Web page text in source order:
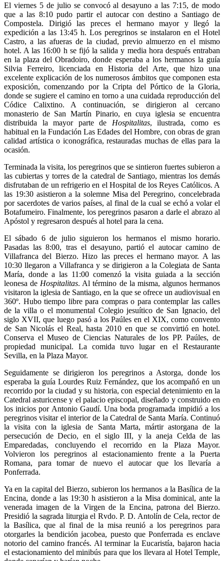
El viernes 5 de julio se convocó al desayuno a las 7:15, de modo
que a las 8:10 pudo partir el autocar con destino a Santiago de
Compostela. Dirigió las preces el hermano mayor y llegó la
expedición a las 13:45 h. Los peregrinos se instalaron en el Hotel
Castro, a las afueras de la ciudad, previo almuerzo en el mismo
hotel. A las 16:00 h se fijó la salida y media hora después entraban
en la plaza del Obradoiro, donde esperaba a los hermanos la guía
Silvia Ferreiro, licenciada en Historia del Arte, que hizo una
excelente explicación de los numerosos ámbitos que componen esta
exposición, comenzando por la Cripta del Pórtico de la Gloria,
donde se sugiere el camino en torno a una cuidada reproducción del
Códice Calixtino. A continuación, se dirigieron al cercano
monasterio de San Martín Pinario, en cuya iglesia se encuentra
distribuida la mayor parte de Hospitalitas, ilustrada, como es
habitual en la Fundación Las Edades del Hombre, con obras de gran
calidad artística o iconográfica, restauradas muchas de ellas para la
ocasión.
Terminada la visita, los peregrinos que se sintieron fuertes subieron a
las cubiertas y torres de la catedral de Santiago, mientras los demás
disfrutaban de un refrigerio en el Hospital de los Reyes Católicos. A
las 19:30 asistieron a la solemne Misa del Peregrino, concelebrada
por sacerdotes de varios países, al final de la cual se echó a volar el
Botafumeiro. Finalmente, los peregrinos pasaron a darle el abrazo al
Apóstol y regresaron después al hotel para la cena.
El sábado 6 de julio siguieron los hermanos el mismo horario.
Pasadas las 8:00, tras el desayuno, partió el autocar camino de
Villafranca del Bierzo. Hizo las preces el hermano mayor. A las
10:30 llegaron a Villafranca y se dirigieron a la Colegiata de Santa
María, donde a las 11:00 comenzó la visita guiada a la sección
leonesa de Hospitalitas. Al término de la misma, algunos hermanos
visitaron la iglesia de Santiago, en la que se ofrece un audiovisual en
360º. Hubo tiempo libre para compras o para contemplar las calles
de la villa o el monumental Colegio jesuítico de San Ignacio, del
siglo XVII, que luego pasó a los Paúles en el XIX, como convento
de San Nicolás el Real, hasta 2010 en que se convirtió en hotel.
Conserva el Museo de Ciencias Naturales de los PP. Paúles, de
propiedad municipal. La comida tuvo lugar en el Restaurante
Sevilla, en la Plaza Mayor.
Seguidamente se dirigieron los peregrinos a Astorga, donde los
esperaba la guía Lourdes Ruiz Fernández, que los acompañó en un
recorrido por la ciudad y su historia, con especial detenimiento en la
Catedral asturicense y el palacio episcopal, diseñado y construido en
los inicios por Antonio Gaudí. Una boda programada impidió a los
peregrinos visitar el interior de la Catedral de Santa María. Continuó
la visita con la iglesia de Santa Marta, mártir astorgana de la
persecución de Decio, en el siglo III, y la aneja Celda de las
Emparedadas, concluyendo el recorrido en la Plaza Mayor.
Volvieron los peregrinos al estacionamiento frente a la Puerta
Romana, para tomar de nuevo el autocar que los llevaría a
Ponferrada.
Ya en la capital del Bierzo, subieron los hermanos a la Basílica de la
Encina, donde a las 19:30 h asistieron a la Misa dominical, ante la
venerada imagen de la Virgen de la Encina, patrona del Bierzo.
Presidió la sagrada liturgia el Rvdo. P. D. Antolín de Cela, rector de
la Basílica, que al final de la misa reunió a los peregrinos para
otorgarles la bendición jacobea, puesto que Ponferrada es enclave
notorio del camino francés. Al terminar la Eucaristía, bajaron hacia
el estacionamiento del minibús para que los llevara al Hotel Temple,